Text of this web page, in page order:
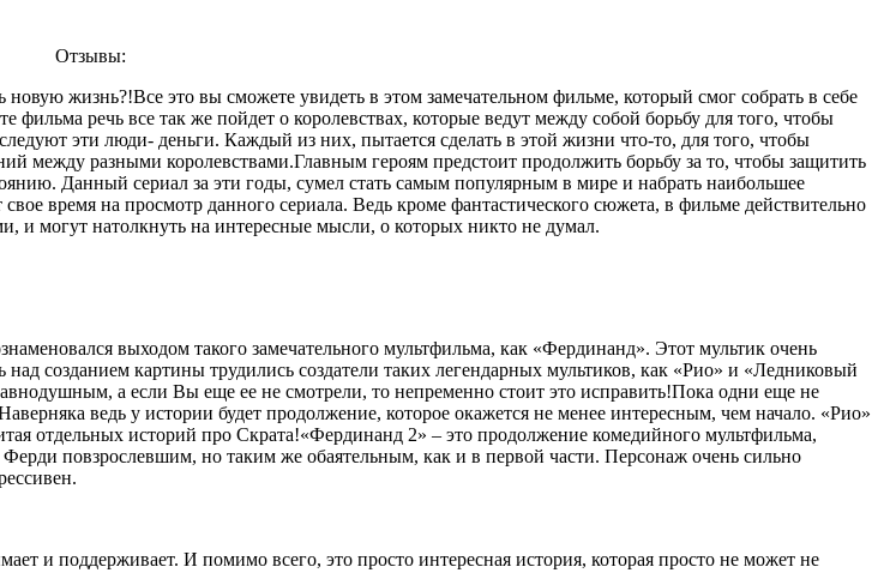
Отзывы:
новую жизнь?!Все это вы сможете увидеть в этом замечательном фильме, который смог собрать в себе
речь все так же пойдет о королевствах, которые ведут между собой борьбу для того, чтобы
эти люди- деньги. Каждый из них, пытается сделать в этой жизни что-то, для того, чтобы
между разными королевствами.Главным героям предстоит продолжить борьбу за то, чтобы защитить
Данный сериал за эти годы, сумел стать самым популярным в мире и набрать наибольшее
время на просмотр данного сериала. Ведь кроме фантастического сюжета, в фильме действительно
и могут натолкнуть на интересные мысли, о которых никто не думал.
выходом такого замечательного мультфильма, как «Фердинанд». Этот мультик очень
созданием картины трудились создатели таких легендарных мультиков, как «Рио» и «Ледниковый
а если Вы еще ее не смотрели, то непременно стоит это исправить!Пока одни еще не
ведь у истории будет продолжение, которое окажется не менее интересным, чем начало. «Рио»
отдельных историй про Скрата!«Фердинанд 2» – это продолжение комедийного мультфильма,
повзрослевшим, но таким же обаятельным, как и в первой части. Персонаж очень сильно
и поддерживает. И помимо всего, это просто интересная история, которая просто не может не